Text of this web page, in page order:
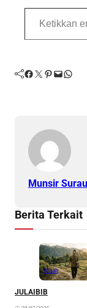
Ketikkan email Anda...
Facebook Twitter Pinterest Mail WhatsApp
Munsir
Berita Terkait
Kisah
JULAIBIB